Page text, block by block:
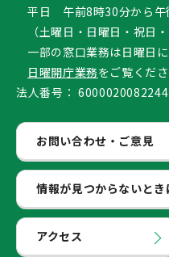
平日 午前8時30分から午
（土曜日・日曜日・祝日
一部の窓口業務は日曜日に
日曜開庁業務をご覧くださ
法人番号： 6000020082244
お問い合わせ・ご意見
情報が見つからないとき
アクセス